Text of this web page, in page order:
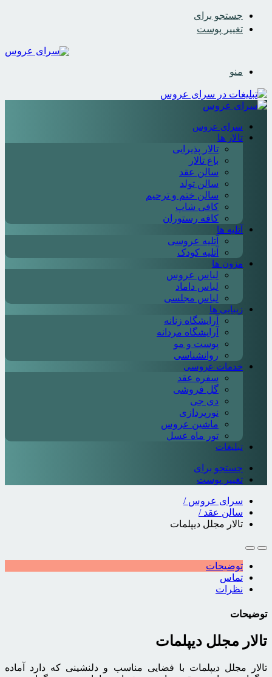
جستجو برای
تغییر پوست
منو
سرای عروس
تالار ها
تالار پذیرایی
باغ تالار
سالن عقد
سالن تولد
سالن ختم و ترحیم
کافی شاپ
کافه رستوران
آتلیه ها
آتلیه عروسی
آتلیه کودک
مزون ها
لباس عروس
لباس داماد
لباس مجلسی
زیبایی ها
آرایشگاه زنانه
آرایشگاه مردانه
پوست و مو
روانشناسی
خدمات عروسی
سفره عقد
گل فروشی
دی جی
نورپردازی
ماشین عروس
تور ماه عسل
تبلیغات
جستجو برای
تغییر پوست
سرای عروس /
سالن عقد /
تالار مجلل دیپلمات
توضیحات
تماس
نظرات
توضیحات
تالار مجلل دیپلمات
تالار مجلل دیپلمات با فضایی مناسب و دلنشینی که دارد آماده